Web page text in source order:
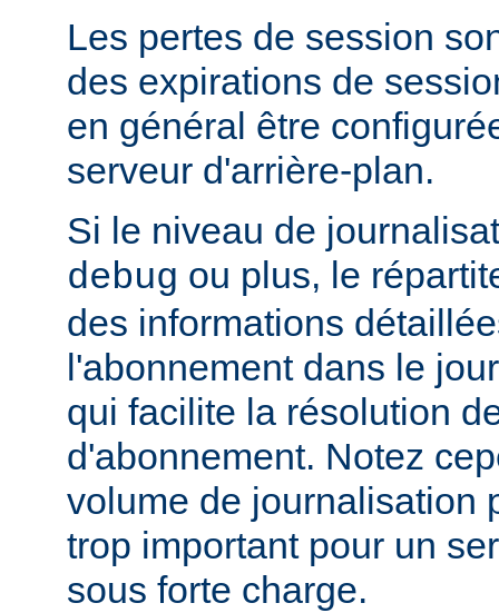
Les pertes de session
des expirations de
en général être
serveur d'arrière-plan.
Si le niveau de
debug ou plus, le
des informations
l'abonnement dans le
qui facilite la résolution
d'abonnement. Notez
volume de journalisation
trop important pour un
sous forte charge.